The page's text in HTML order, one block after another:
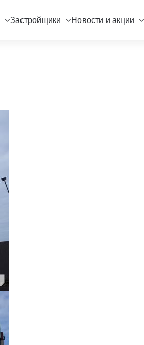
Застройщики Новости и акции